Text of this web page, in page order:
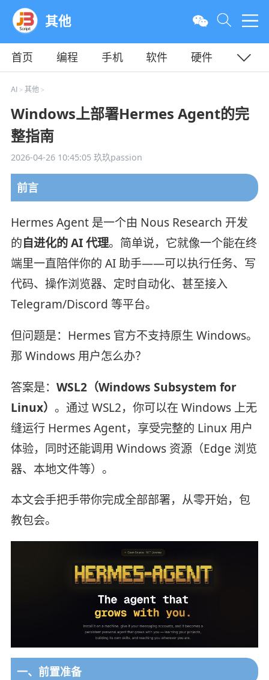
其他
首页 编程 手机 软件
硬件
教程
AI > 其他>
Windows上部署Hermes Agent的完
整指南
2026-04-26 10:45:05玖玖passion
前言
Hermes Agent 是一个由 Nous Research 开发
的自进化的 AI 代理。简单说，它就像一个能在终
端里一直陪伴你的 AI 助手——可以执行任务、写
代码、操作浏览器、定时自动化、甚至接入
Telegram/Discord 等平台。
但问题是：Hermes 官方不支持原生 Windows。
那 Windows 用户怎么办？
答案是： WSL2（Windows Subsystem for
Linux） 。通过 WSL2，你可以在 Windows 上无
缝运行 Hermes Agent，享受完整的 Linux 用户
体验，同时还能调用 Windows 资源（Edge 浏览
器、本地文件等）。
本文会手把手带你完成全部部署，从零开始，包
教包会。
一、前置准备